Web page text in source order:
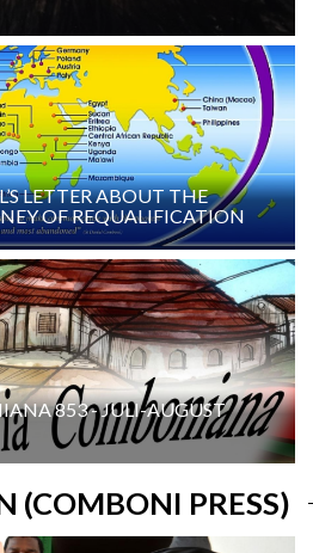
LETTER ABOUT THE
OF REQUALIFICATION
853 - JULI-AUGUST
(COMBONI PRESS)